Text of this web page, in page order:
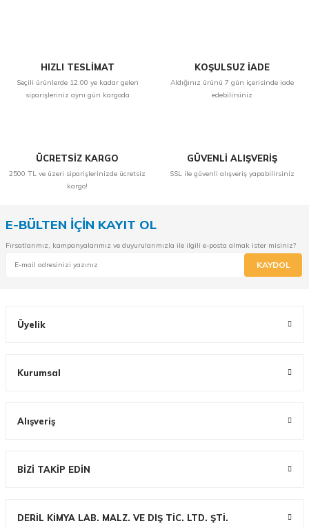
HIZLI TESLİMAT
Seçili ürünlerde 12:00 ye kadar gelen
siparişleriniz aynı gün kargoda
KOŞULSUZ İADE
Aldığınız ürünü 7 gün içerisinde iade
edebilirsiniz
ÜCRETSİZ KARGO
2500 TL ve üzeri siparişlerinizde ücretsiz
kargo!
GÜVENLİ ALIŞVERİŞ
SSL ile güvenli alışveriş yapabilirsiniz
E-BÜLTEN İÇİN KAYIT OL
Fırsatlarımız, kampanyalarımız ve duyurularımızla ile ilgili e-posta almak ister misiniz?
KAYDOL
Üyelik
Kurumsal
Alışveriş
BİZİ TAKİP EDİN
DERİL KİMYA LAB. MALZ. VE DIŞ TİC. LTD. ŞTİ.